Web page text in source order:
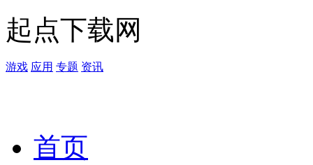
起点下载网
游戏 应用 专题 资讯
首页